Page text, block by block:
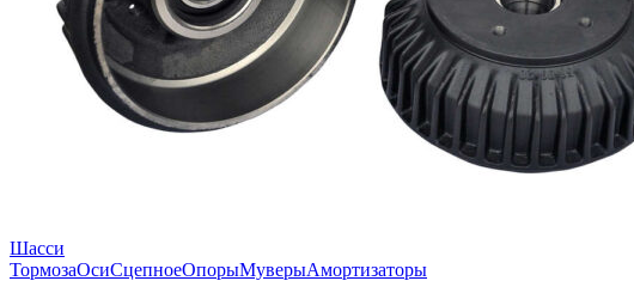
Шасси
ТормозаОсиСцепноеОпорыМуверыАмортизаторы